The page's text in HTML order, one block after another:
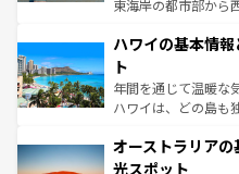
着のスイス情報はコ
東海岸の都市部から
のような巨大都市は
ンメントが詰まった
西部には大自然が広
ストーン国立公園と
文化が魅力。旅行者
しみながら、その多
ハワイの基本情
ト
年間を通じて温暖な
ハワイは、どの島も
ワイ島は見逃せない
島だが、静かな自然
オーストラリア
光スポット